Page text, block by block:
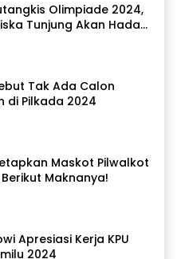
Olimpiade 2024,
Tunjung Akan Hadapi
Selatan
Tak Ada Calon
di Pilkada 2024
Maskot Pilwalkot
Maknanya!
Apresiasi Kerja KPU
2024